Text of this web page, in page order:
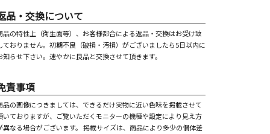
品・交換について
品の特性上（衛生面等）、お客様都合による返品・交換はお受け致
ておりません。初期不良（破損・汚損）がございましたら5日以内に
知らせ下さい。速やかに良品と交換させて頂きます。
責事項
品の画像につきましては、できるだけ実物に近い色味を掲載させて
いておりますが、ご覧いただくモニターの機種や設定により見え方
異なる場合がございます。 掲載サイズは、商品により多少の個体差